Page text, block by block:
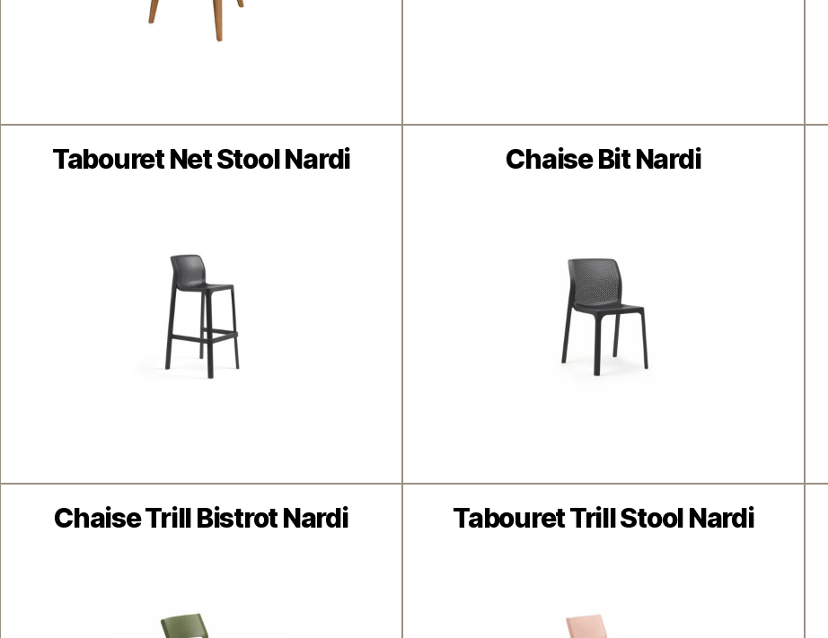
Catégories
Tabouret Net Stool Nardi
Catégories
Chaise Bit Nardi
Catégories
Chaise Trill Bistrot Nardi
Catégories
Tabouret Trill Stool Nardi